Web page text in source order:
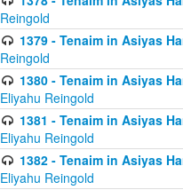
Reingold
1379 - Tenaim in Asiyas
Reingold
1380 - Tenaim in Asiyas
Eliyahu Reingold
1381 - Tenaim in Asiyas
Eliyahu Reingold
1382 - Tenaim in Asiyas
Eliyahu Reingold